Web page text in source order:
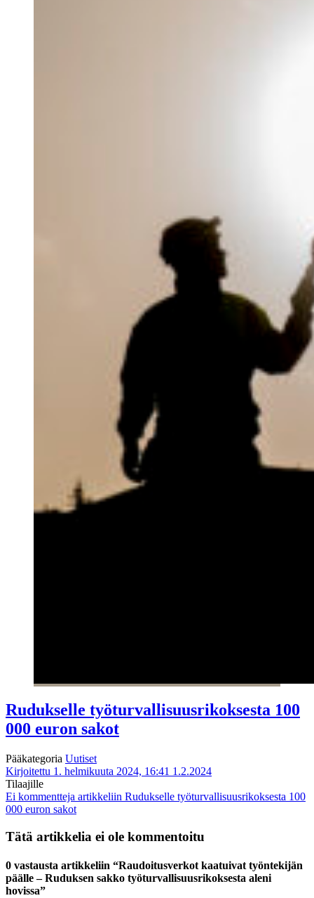
Rudukselle työturvallisuusrikoksesta 100
000 euron sakot
Pääkategoria Uutiset
Kirjoitettu 1. helmikuuta 2024, 16:41 1.2.2024
Tilaajille
Ei kommentteja artikkeliin Rudukselle työturvallisuusrikoksesta 100
000 euron sakot
Tätä artikkelia ei ole kommentoitu
0 vastausta artikkeliin “Raudoitusverkot kaatuivat työntekijän
päälle – Ruduksen sakko työturvallisuusrikoksesta aleni
hovissa”